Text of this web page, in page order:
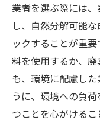
ライフス
ランの選
住まいの
プロのア
家族全員
長期的な
業者を選ぶ際には
し、自然分解可能
ックすることが重
料を使用するか、
も、環境に配慮し
うに、環境への負
つことを心がけるこ